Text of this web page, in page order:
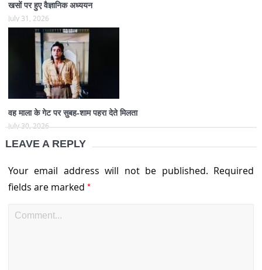
खसों पर हुए वैज्ञानिक अध्ययन
July 31, 2026
वह माला के गेट पर सुबह-शाम पहरा देते मिलता
July 30, 2026
LEAVE A REPLY
Your email address will not be published. Required
fields are marked *